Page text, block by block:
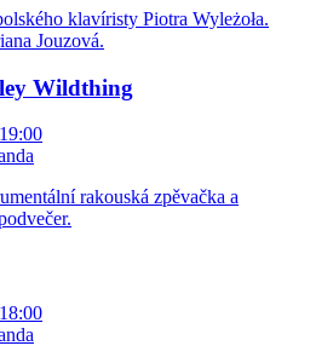
klavíristy Piotra Wyleżoła.
Jouzová.
Wildthing
rakouská zpěvačka a